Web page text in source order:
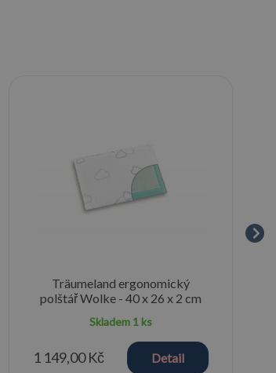
Träumeland ergonomický
polštář Wolke - 40 x 26 x 2 cm
Skladem 1 ks
1 149,00 Kč Detail